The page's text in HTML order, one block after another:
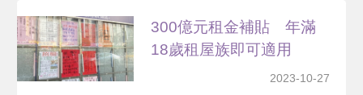
300億元租金補貼 年滿
18歲租屋族即可適用
2023-10-27